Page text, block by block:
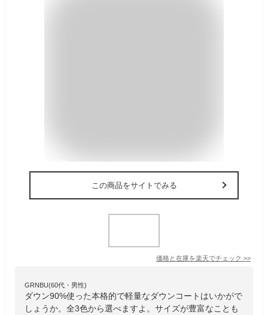
この商品をサイトでみる
価格と在庫を楽天でチェック >>
GRNBU(60代・男性)
ダウン90%使った本格的で軽量なダウンコートはいかがで
しょうか。全3色から選べますよ。サイズが豊富なことも